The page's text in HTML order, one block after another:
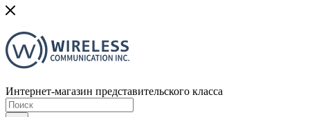
Интернет-магазин представительского класса